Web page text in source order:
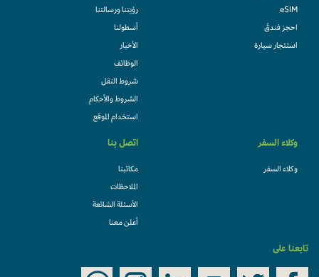
eSIM
احجز فندقً
استئجار سيارة
رؤيتنا ورسالتنا
أسطولنا
الأخبار
الوظائف
شروط النقل
الشروط والأحكام
استخدام الموقع
وكلاء السفر
وكلاء السفر
اتصل بنا
مكاتبنا
الملاحظات
الأسئلة الشائعة
أعلن معنا
تابعنا على